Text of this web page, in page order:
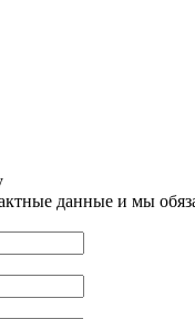
данные и мы